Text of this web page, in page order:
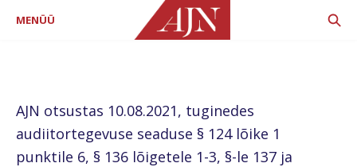
AJN otsustas 10.08.2021, tuginedes
audiitortegevuse seaduse § 124 lõike 1
punktile 6, § 136 lõigetele 1-3, §-le 137 ja
MENÜÜ